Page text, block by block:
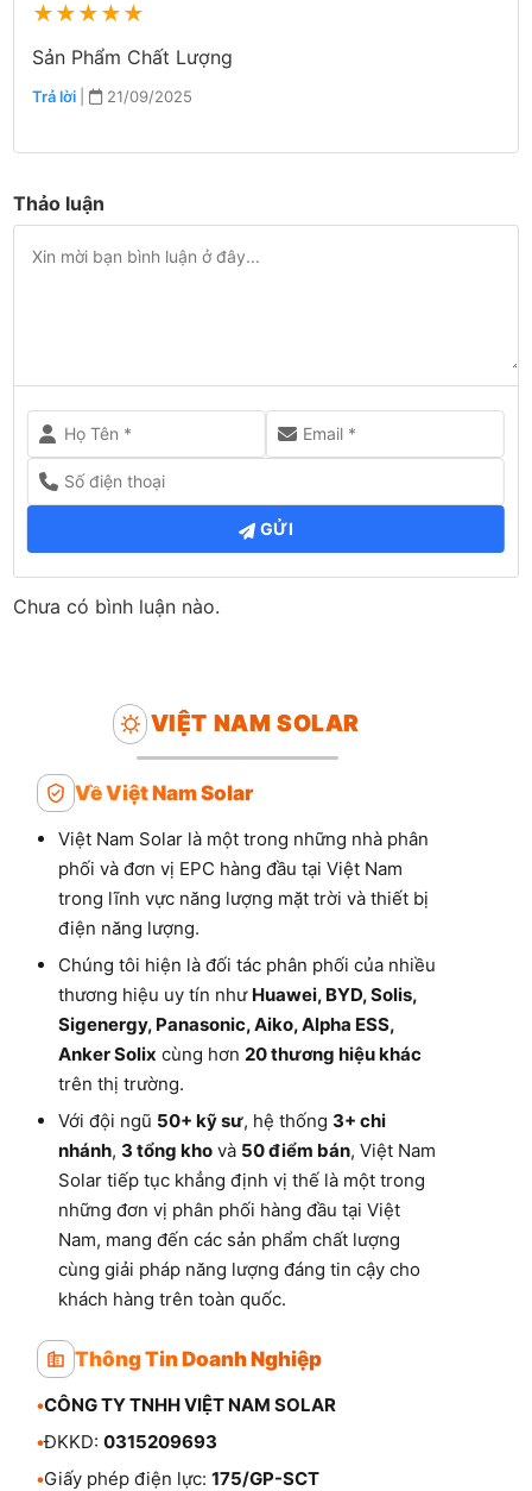
★★★★★
Sản Phẩm Chất Lượng
Trả lời | 21/09/2025
Thảo luận
GỬI
Chưa có bình luận nào.
VIỆT NAM SOLAR
Về Việt Nam Solar
Việt Nam Solar là một trong những nhà phân
phối và đơn vị EPC hàng đầu tại Việt Nam
trong lĩnh vực năng lượng mặt trời và thiết bị
điện năng lượng.
Chúng tôi hiện là đối tác phân phối của nhiều
thương hiệu uy tín như Huawei, BYD, Solis,
Sigenergy, Panasonic, Aiko, Alpha ESS,
Anker Solix cùng hơn 20 thương hiệu khác
trên thị trường.
Với đội ngũ 50+ kỹ sư, hệ thống 3+ chi
nhánh, 3 tổng kho và 50 điểm bán, Việt Nam
Solar tiếp tục khẳng định vị thế là một trong
những đơn vị phân phối hàng đầu tại Việt
Nam, mang đến các sản phẩm chất lượng
cùng giải pháp năng lượng đáng tin cậy cho
khách hàng trên toàn quốc.
Thông Tin Doanh Nghiệp
•CÔNG TY TNHH VIỆT NAM SOLAR
•ĐKKD: 0315209693
•Giấy phép điện lực: 175/GP-SCT